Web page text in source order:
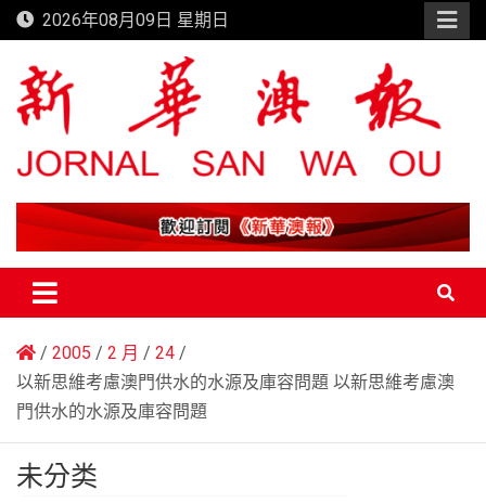
Skip
to
content
2026年08月09日 星期日
新華澳報
2005 2 月
24
以新思維考慮澳門供水的水源及庫容問題 以新思維考慮澳
門供水的水源及庫容問題
未分类